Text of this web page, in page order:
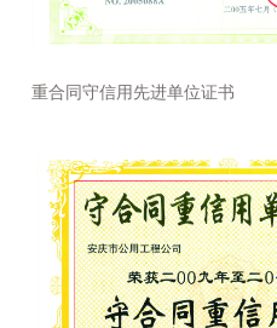
重合同守信用先进单位证书